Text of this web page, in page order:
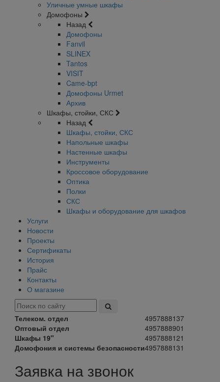
Уличные умные шкафы
Домофоны
Назад
Домофоны
Fanvil
SLINEX
Tantos
VISIT
Came-bpt
Домофоны Urmet
Архив
Шкафы, стойки, СКС
Назад
Шкафы, стойки, СКС
Напольные шкафы
Настенные шкафы
Инструменты
Кроссовое оборудование
Оптика
Полки
СКС
Шкафы и оборудование для шкафов
Услуги
Новости
Проекты
Сертификаты
История
Прайс
Контакты
О магазине
Телеком. отдел
4957888137
Оптовый отдел
4957888901
Шкафы 19"
4957888121
Домофония и системы безопасности4957888131
Заявка на звонок